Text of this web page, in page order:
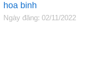
hoa binh
Ngày đăng: 02/11/2022